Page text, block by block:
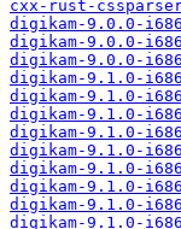
cxx-rust-
digikam-9.0.0-
digikam-9.0.0-
digikam-9.0.0-
digikam-9.1.0-
digikam-9.1.0-
digikam-9.1.0-
digikam-9.1.0-
digikam-9.1.0-
digikam-9.1.0-
digikam-9.1.0-
digikam-9.1.0-
digikam-9.1.0-